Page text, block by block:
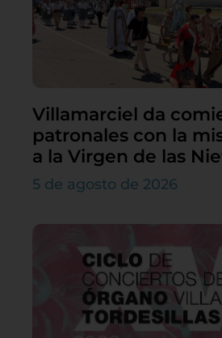
Villamarciel da
patronales con la
a la Virgen de las
5 de agosto de 2026